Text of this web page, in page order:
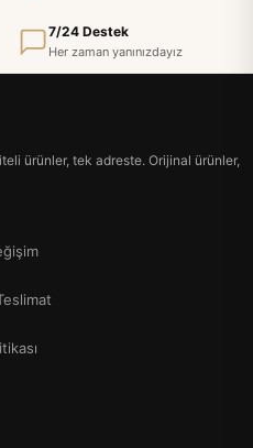
7/24 Destek
Her zaman yanınızdayız
ürünler, tek adreste. Orijinal ürünler,